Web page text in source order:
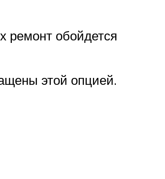
ремонт обойдется
этой опцией.